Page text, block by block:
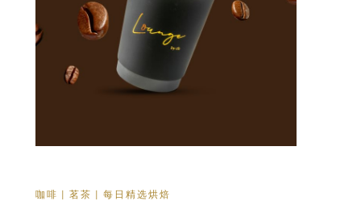
咖啡 | 茗茶 | 每日精选烘焙